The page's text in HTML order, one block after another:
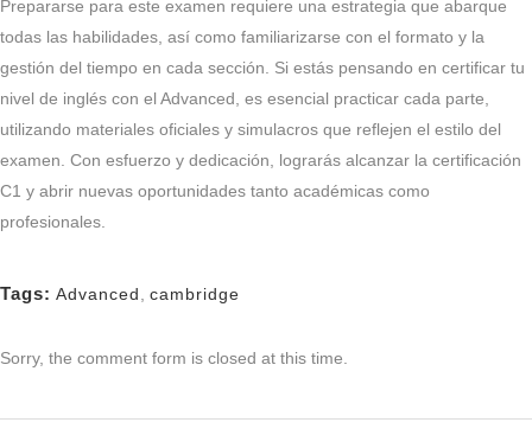
Prepararse para este examen requiere una estrategia que abarque
todas las habilidades, así como familiarizarse con el formato y la
gestión del tiempo en cada sección. Si estás pensando en certificar tu
nivel de inglés con el Advanced, es esencial practicar cada parte,
utilizando materiales oficiales y simulacros que reflejen el estilo del
examen. Con esfuerzo y dedicación, lograrás alcanzar la certificación
C1 y abrir nuevas oportunidades tanto académicas como
profesionales.
Tags: Advanced cambridge
Sorry, the comment form is closed at this time.